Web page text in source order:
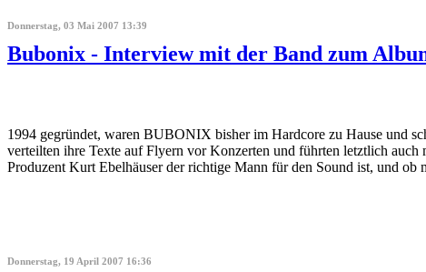
Donnerstag, 03 Mai 2007 13:39
Bubonix - Interview mit der Band zum
1994 gegründet, waren BUBONIX bisher im Hardcore zu Hause und
verteilten ihre Texte auf Flyern vor Konzerten und führten letztlich
Produzent Kurt Ebelhäuser der richtige Mann für den Sound ist, und ob
Donnerstag, 19 April 2007 16:36